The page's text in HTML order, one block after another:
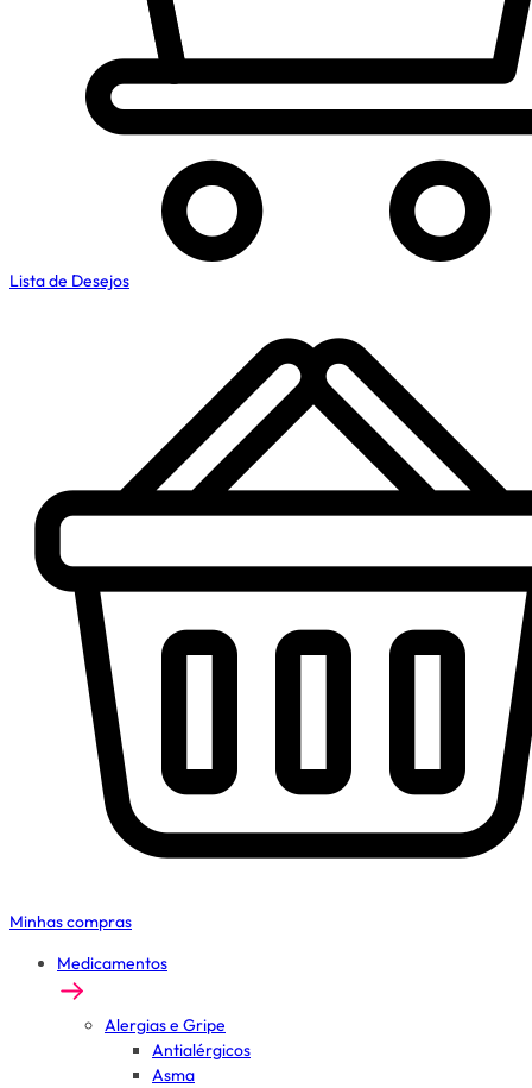
Lista de Desejos
Minhas compras
Medicamentos
Alergias e Gripe
Antialérgicos
Asma